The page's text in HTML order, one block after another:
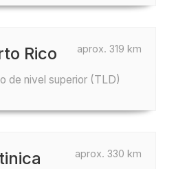
aprox. 319 km
Rico
de nivel superior (TLD)
aprox. 330 km